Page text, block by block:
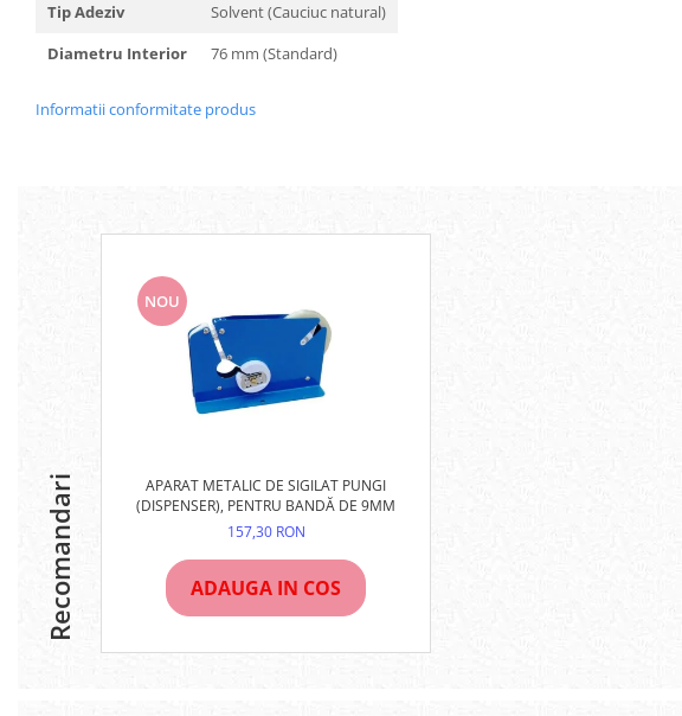
Tip Adeziv
Solvent (Cauciuc natural)
Diametru Interior
76 mm (Standard)
Informatii conformitate produs
Recomandari
NOU
APARAT METALIC DE SIGILAT PUNGI
(DISPENSER), PENTRU BANDĂ DE 9MM
157,30 RON
ADAUGA IN COS